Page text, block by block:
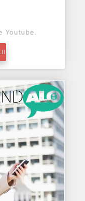
Youtube.